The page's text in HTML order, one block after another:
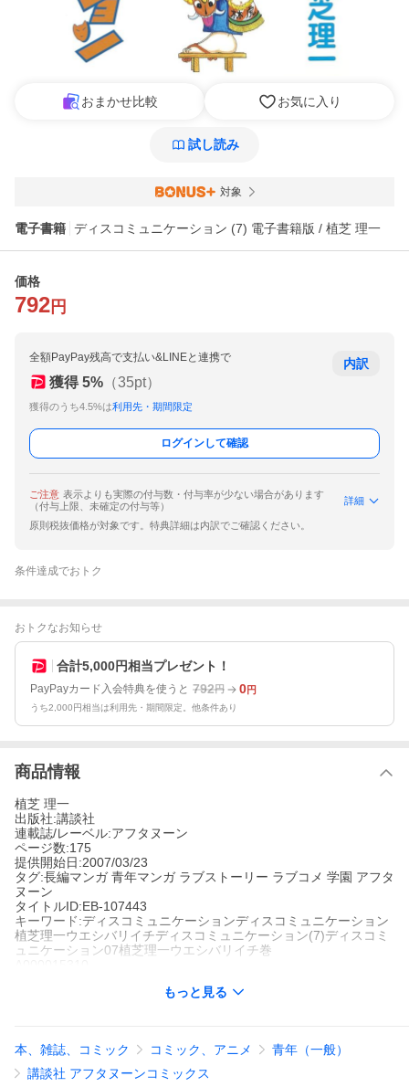
おまかせ比較 お気に入り
試し読み
対象
電子書籍 ディスコミュニケーション (7) 電子書籍版 / 植芝 理一
価格
792 円
全額PayPay残高で支払い&LINEと連携で
獲得 5% （35pt）
獲得のうち4.5%は利用先・期間限定
内訳
ログインして確認
ご注意 表示よりも実際の付与数・付与率が少ない場合があります
（付与上限、未確定の付与等）
詳細
原則税抜価格が対象です。特典詳細は内訳でご確認ください。
条件達成でおトク
おトクなお知らせ
合計5,000円相当プレゼント！
PayPayカード入会特典を使うと 792円 0円
うち2,000円相当は利用先・期間限定。他条件あり
商品情報
植芝 理一
出版社:講談社
連載誌/レーベル:アフタヌーン
ページ数:175
提供開始日:2007/03/23
タグ:長編マンガ 青年マンガ ラブストーリー ラブコメ 学園 アフタ
ヌーン
タイトルID:EB-107443
キーワード:ディスコミュニケーションディスコミュニケーション
植芝理一ウエシバリイチディスコミュニケーション(7)ディスコミ
ュニケーション07植芝理一ウエシバリイチ巻
ン
ワカラナイカラ好キニナル好キニナルカラワカラナイ――。これ
は、冥界に落ちた戸川と松笛が見る、もうひとつの二人の物
もっと見る
本、雑誌、コミック コミック、アニメ
青年（一般）
講談社 アフタヌーンコミックス